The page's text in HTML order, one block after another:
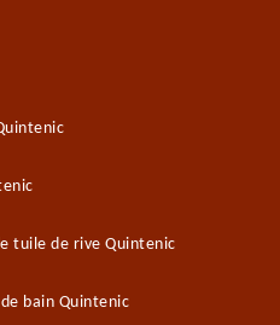
tuile de rive Quintenic
bain Quintenic